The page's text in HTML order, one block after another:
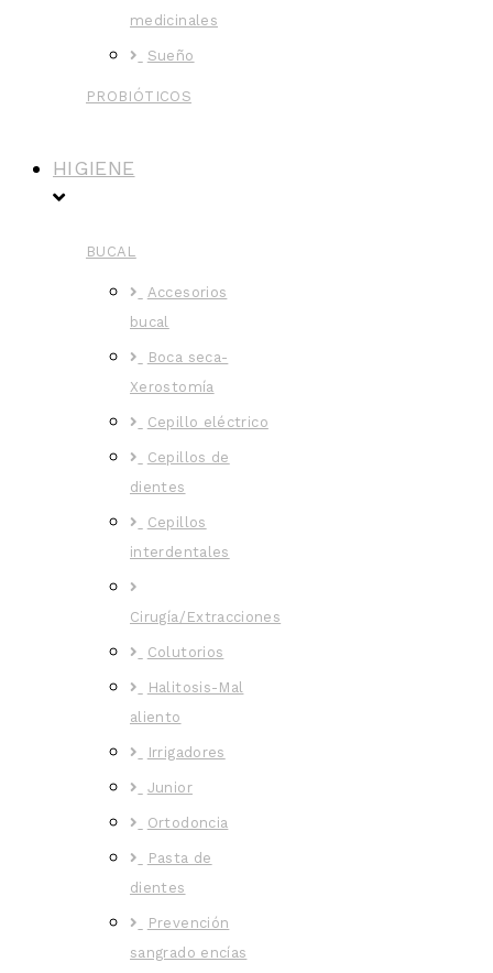
medicinales
Sueño
PROBIÓTICOS
HIGIENE
BUCAL
Accesorios
bucal
Boca seca-
Xerostomía
Cepillo eléctrico
Cepillos de
dientes
Cepillos
interdentales
Cirugía/Extracciones
Colutorios
Halitosis-Mal
aliento
Irrigadores
Junior
Ortodoncia
Pasta de
dientes
Prevención
sangrado encías